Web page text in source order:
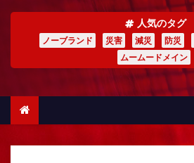
人気のタグ
ノーブランド 災害 減災 防災
ムームードメイン